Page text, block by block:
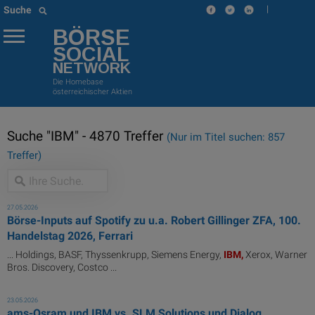
Suche |
BÖRSE
SOCIAL
NETWORK
Die Homebase
österreichischer Aktien
Suche "IBM" - 4870 Treffer (Nur im Titel suchen: 857
Treffer)
27.05.2026
Börse-Inputs auf Spotify zu u.a. Robert Gillinger ZFA, 100.
Handelstag 2026, Ferrari
... Holdings, BASF, Thyssenkrupp, Siemens Energy, IBM,Xerox, Warner
Bros. Discovery, Costco ...
23.05.2026